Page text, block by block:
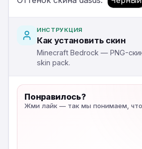
ИНСТРУКЦИЯ
Как установить скин
Minecraft Bedrock — PNG-
skin pack.
Понравилось?
Жми лайк — так мы понимаем,